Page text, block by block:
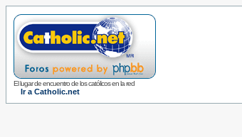
El lugar de encuentro de los católicos en la red
Ir a Catholic.net